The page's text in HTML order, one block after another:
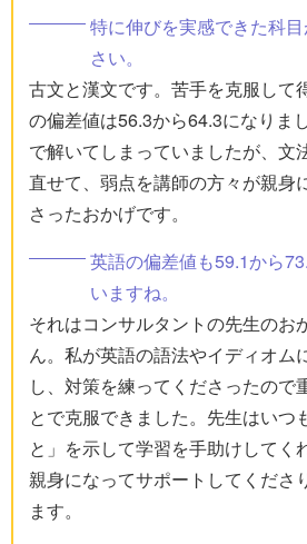
特に伸びを実感できた科
さい。
古文と漢文です。苦手を克服して
の偏差値は56.3から64.3になりま
で解いてしまっていましたが、文
直せて、弱点を講師の方々が親身
さったおかげです。
英語の偏差値も59.1から
いますね。
それはコンサルタントの先生のお
ん。私が英語の語法やイディオム
し、対策を練ってくださったので
とで克服できました。先生はいつ
と」を示して学習を手助けしてく
親身になってサポートしてくださ
ます。